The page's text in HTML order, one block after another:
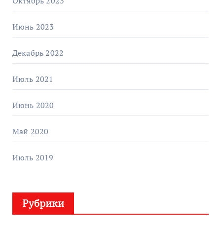
Июнь 2023
Декабрь 2022
Июль 2021
Июнь 2020
Май 2020
Июль 2019
Рубрики